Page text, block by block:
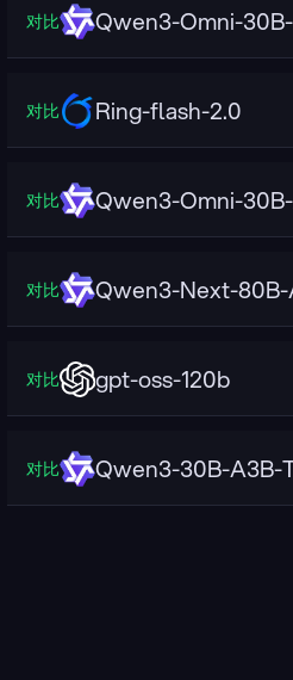
对比 Qwen3-Omni-
对比 Ring-flash-2.0
对比 Qwen3-Omni-
对比 Qwen3-Next-
对比 gpt-oss-120b
对比 Qwen3-30B-A3B-